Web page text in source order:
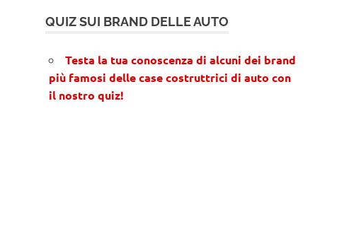
QUIZ SUI BRAND DELLE AUTO
Testa la tua conoscenza di alcuni dei brand
più famosi delle case costruttrici di auto con
il nostro quiz!